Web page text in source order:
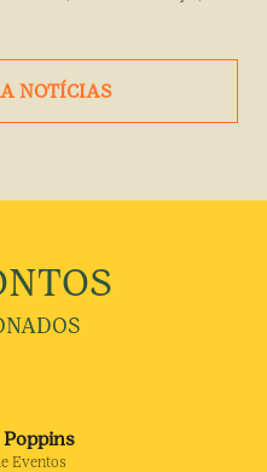
NOTÍCIAS
Poppins
Eventos